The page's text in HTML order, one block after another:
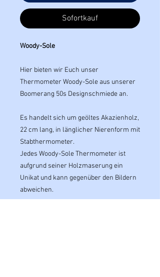
Sofortkauf
Woody-Sole
Hier bieten wir Euch unser
Thermometer Woody-Sole aus unserer
Boomerang 50s Designschmiede an.
Es handelt sich um geöltes Akazienholz,
22 cm lang, in länglicher Nierenform mit
Stabthermometer.
Jedes Woody-Sole Thermometer ist
aufgrund seiner Holzmaserung ein
Unikat und kann gegenüber den Bildern
abweichen.